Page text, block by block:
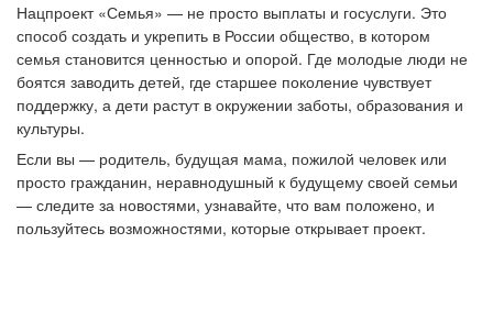
Нацпроект «Семья» — не просто выплаты и госуслуги. Это
способ создать и укрепить в России общество, в котором
семья становится ценностью и опорой. Где молодые люди не
боятся заводить детей, где старшее поколение чувствует
поддержку, а дети растут в окружении заботы, образования и
культуры.
Если вы — родитель, будущая мама, пожилой человек или
просто гражданин, неравнодушный к будущему своей семьи
— следите за новостями, узнавайте, что вам положено, и
пользуйтесь возможностями, которые открывает проект.